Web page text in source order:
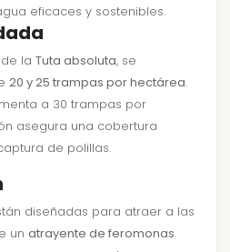
eficaces y sostenibles.
la Tuta absoluta, se
20 y 25 trampas por hectárea.
a 30 trampas por
asegura una cobertura
de polillas.
diseñadas para atraer a las
un atrayente de feromonas.